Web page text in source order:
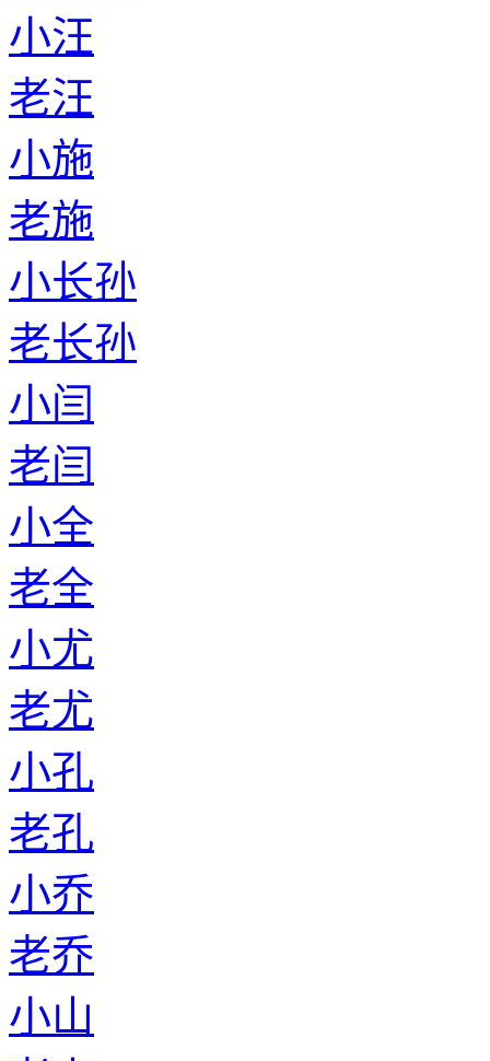
小汪
老汪
小施
老施
小长孙
老长孙
小闫
老闫
小全
老全
小尤
老尤
小孔
老孔
小乔
老乔
小山